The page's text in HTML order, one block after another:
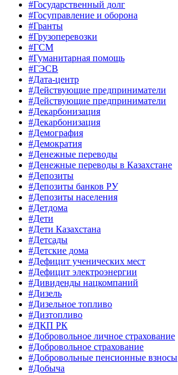
#Государственный долг
#Госуправление и оборона
#Гранты
#Грузоперевозки
#ГСМ
#Гуманитарная помощь
#ГЭСВ
#Дата-центр
#Действующие предприниматели
#Действующие предприниматели
#Декарбонизация
#Декарбонизация
#Демография
#Демократия
#Денежные переводы
#Денежные переводы в Казахстане
#Депозиты
#Депозиты банков РУ
#Депозиты населения
#Детдома
#Дети
#Дети Казахстана
#Детсады
#Детские дома
#Дефицит ученических мест
#Дефицит электроэнергии
#Дивиденды нацкомпаний
#Дизель
#Дизельное топливо
#Дизтопливо
#ДКП РК
#Добровольное личное страхование
#Добровольное страхование
#Добровольные пенсионные взносы
#Добыча